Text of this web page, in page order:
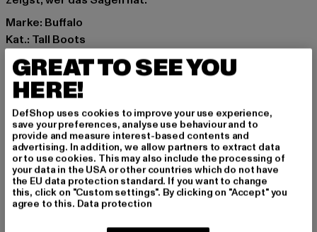
Marke: Buffalo
Kat.: Tall Boots
Farbe: schwarz
Hersteller Farbe: black
Art.Nr: PD00010739-00007
Hersteller: Buffalo Boots GmbH |service-de@buffalo-
boots.com
Schanzenstraße 41 | 51063 Köln | DE
GRÖSSE & PASSFORM
GREAT TO SEE YOU
HERE!
DefShop uses cookies to improve your use experience,
save your preferences, analyse use behaviour and to
provide and measure interest-based contents and
advertising. In addition, we allow partners to extract data
or to use cookies. This may also include the processing of
your data in the USA or other countries which do not have
the EU data protection standard. If you want to change
this, click on "Custom settings". By clicking on "Accept" you
agree to this. Data protection